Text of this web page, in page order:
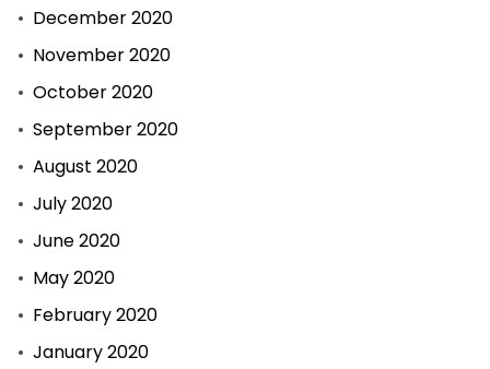
December 2020
November 2020
October 2020
September 2020
August 2020
July 2020
June 2020
May 2020
February 2020
January 2020